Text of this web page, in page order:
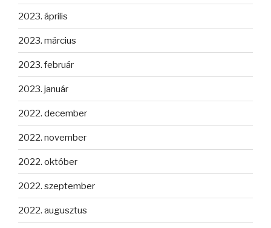
2023. április
2023. március
2023. február
2023. január
2022. december
2022. november
2022. október
2022. szeptember
2022. augusztus